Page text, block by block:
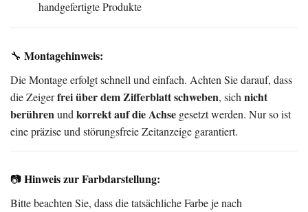
handgefertigte Produkte
🔧 Montagehinweis:
Die Montage erfolgt schnell und einfach. Achten Sie darauf, dass
die Zeigerfrei über dem Zifferblatt schweben, sichnicht
berührenundkorrekt auf die Achse gesetzt werden. Nur so ist
eine präzise und störungsfreie Zeitanzeige garantiert.
📷Hinweis zur Farbdarstellung:
Bitte beachten Sie, dass die tatsächliche Farbe je nach